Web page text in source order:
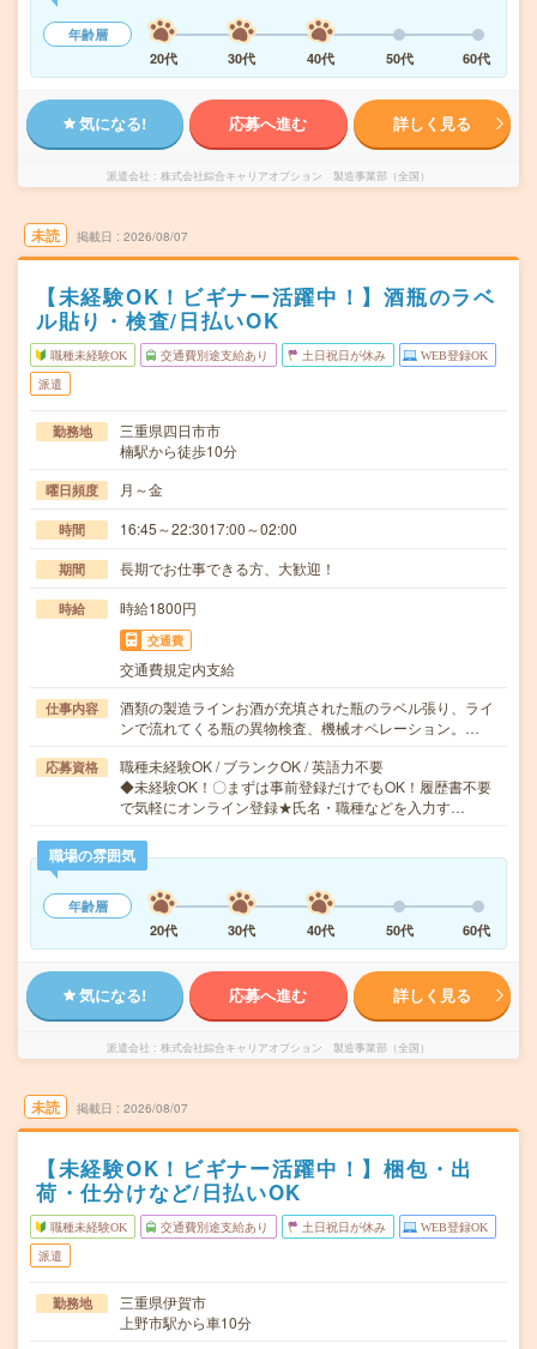
年齢層
20代
30代 40代 50代 60代
気になる! 応募へ進む 詳しく見る
派遣会社 株式会社綜合キャリアオプション 製造事業部（全国）
未読 掲載日 2026/08/07
【未経験OK！ビギナー活躍中！】酒瓶のラベ
ル貼り・検査/日払いOK
職種未経験OK 交通費別途支給あり 土日祝日が休み WEB登録OK
派遣
勤務地
三重県四日市市
楠駅から徒歩10分
曜日頻度 月～金
時間 16:45～22:3017:00～02:00
期間 長期でお仕事できる方、大歓迎！
時給 時給1800円
交通費
交通費規定内支給
仕事内容
酒類の製造ラインお酒が充填された瓶のラベル張り、ライ
ンで流れてくる瓶の異物検査、機械オペレーション。…
応募資格
職種未経験OK / ブランクOK / 英語力不要
◆未経験OK！〇まずは事前登録だけでもOK！履歴書不要
で気軽にオンライン登録★氏名・職種などを入力す…
職場の雰囲気
年齢層
20代
30代 40代 50代 60代
気になる! 応募へ進む 詳しく見る
派遣会社 株式会社綜合キャリアオプション 製造事業部（全国）
未読 掲載日 2026/08/07
【未経験OK！ビギナー活躍中！】梱包・出
荷・仕分けなど/日払いOK
職種未経験OK 交通費別途支給あり 土日祝日が休み WEB登録OK
派遣
勤務地
三重県伊賀市
上野市駅から車10分